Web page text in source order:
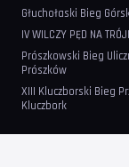
Głuchołaski Bieg
IV WILCZY PĘD NA
Prószkowski Bieg
Prószków
XIII Kluczborski Bieg
Kluczbork